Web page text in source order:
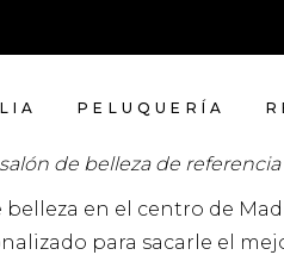
PELUQUERÍA
de belleza de
en el centro de
para sacarle el